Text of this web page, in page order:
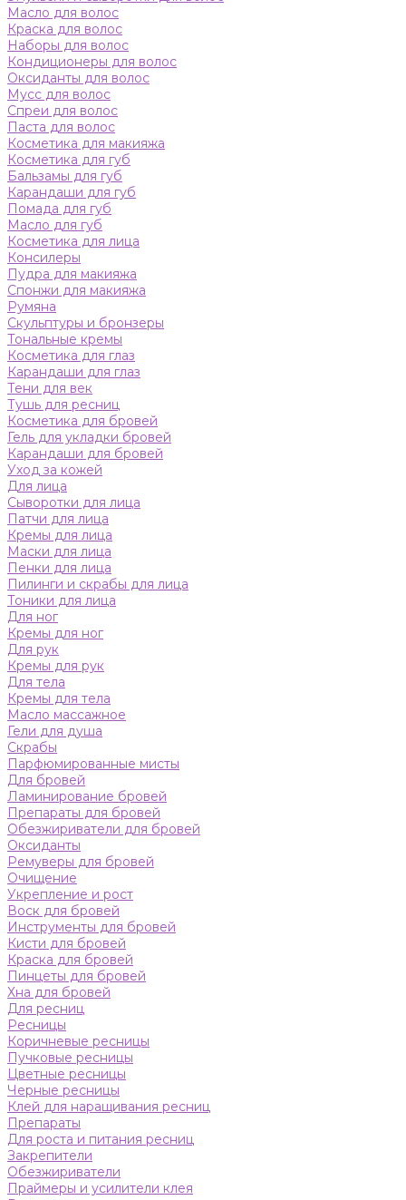
Масло для волос
Краска для волос
Наборы для волос
Кондиционеры для волос
Оксиданты для волос
Мусс для волос
Спреи для волос
Паста для волос
Косметика для макияжа
Косметика для губ
Бальзамы для губ
Карандаши для губ
Помада для губ
Масло для губ
Косметика для лица
Консилеры
Пудра для макияжа
Спонжи для макияжа
Румяна
Скульптуры и бронзеры
Тональные кремы
Косметика для глаз
Карандаши для глаз
Тени для век
Тушь для ресниц
Косметика для бровей
Гель для укладки бровей
Карандаши для бровей
Уход за кожей
Для лица
Сыворотки для лица
Патчи для лица
Кремы для лица
Маски для лица
Пенки для лица
Пилинги и скрабы для лица
Тоники для лица
Для ног
Кремы для ног
Для рук
Кремы для рук
Для тела
Кремы для тела
Масло массажное
Гели для душа
Скрабы
Парфюмированные мисты
Для бровей
Ламинирование бровей
Препараты для бровей
Обезжириватели для бровей
Оксиданты
Ремуверы для бровей
Очищение
Укрепление и рост
Воск для бровей
Инструменты для бровей
Кисти для бровей
Краска для бровей
Пинцеты для бровей
Хна для бровей
Для ресниц
Ресницы
Коричневые ресницы
Пучковые ресницы
Цветные ресницы
Черные ресницы
Клей для наращивания ресниц
Препараты
Для роста и питания ресниц
Закрепители
Обезжириватели
Праймеры и усилители клея